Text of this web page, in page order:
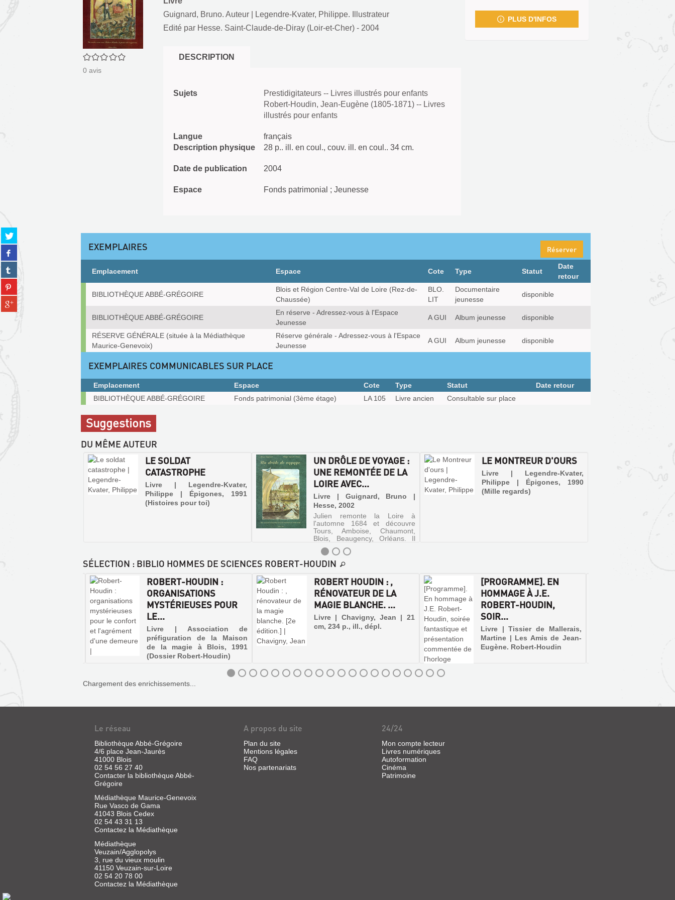
Partager
sur
twitter
(Nouvelle
fenêtre)
Partager
sur
facebook
(Nouvelle
fenêtre)
Partager
sur
tumblr
(Nouvelle
fenêtre)
Partager
sur
pinterest
(Nouvelle
Partager
sur
0/5
0 avis
Guignard, Bruno. Auteur
Legendre-Kvater, Philippe. Illustrateur
Edité par Hesse. Saint-Claude-de-Diray (Loir-et-Cher) - 2004
DESCRIPTION
Sujets
Prestidigitateurs -- Livres illustrés pour enfants
Robert-Houdin, Jean-Eugène (1805-1871) -- Livres
illustrés pour enfants
Langue
français
Description physique
28 p.. ill. en coul., couv. ill. en coul.. 34 cm.
Date de publication 2004
Espace Fonds patrimonial ; Jeunesse
PLUS D'INFOS
EXEMPLAIRES Réserver
Emplacement Espace Cote Type Statut
Date
retour
BIBLIOTHÈQUE ABBÉ-GRÉGOIRE
Blois et Région Centre-Val de Loire (Rez-de-
Chaussée)
BLO.
LIT
Documentaire
jeunesse
disponible
BIBLIOTHÈQUE ABBÉ-GRÉGOIRE
En réserve - Adressez-vous à l'Espace
Jeunesse
A GUI Album jeunesse disponible
RÉSERVE GÉNÉRALE (située à la Médiathèque
Maurice-Genevoix)
Réserve générale - Adressez-vous à l'Espace
Jeunesse
A GUI Album jeunesse disponible
EXEMPLAIRES COMMUNICABLES SUR PLACE
Exemplaires
communicables
sur
place
Emplacement Espace Cote Type Statut
Date retour
BIBLIOTHÈQUE ABBÉ-GRÉGOIRE
Fonds patrimonial (3ème étage) LA 105 Livre ancien Consultable sur place
Suggestions
DU MÊME AUTEUR
UN DRÔLE DE VOYAGE :
UNE REMONTÉE DE LA
LOIRE AVEC...
Livre | Guignard, Bruno |
Hesse, 2002
Julien remonte la Loire à
l'automne 1684 et découvre
Tours, Amboise, Chaumont,
Blois, Beaugency, Orléans. Il
doit porter à bon port un colis
mystérieux dont il va partager
le secret avec Marguerite.
LE MONTREUR D'OURS
Livre | Legendre-Kvater,
Philippe | Épigones, 1990
(Mille regards)
LE SOLDAT
CATASTROPHE
Livre | Legendre-Kvater,
Philippe | Épigones, 1991
(Histoires pour toi)
UN
DRÔLE
DE
VOYAGE
DE
LOIRE
Livre
Guignard,
Bruno
Hesse,
2002
Julien
remonte
Loire
1684
découvre
Tours,
Amboise,
Chaumont,
Blois,
SÉLECTION : BIBLIO HOMMES DE SCIENCES ROBERT-HOUDIN
ROBERT HOUDIN : ,
RÉNOVATEUR DE LA
MAGIE BLANCHE. ...
Livre | Chavigny, Jean | 21
cm, 234 p., ill., dépl.
[PROGRAMME]. EN
HOMMAGE À J.E.
ROBERT-HOUDIN,
SOIR...
Livre | Tissier de Mallerais,
Martine | Les Amis de Jean-
Eugène. Robert-Houdin
ROBERT-HOUDIN :
ORGANISATIONS
MYSTÉRIEUSES POUR
LE...
Livre | Association de
préfiguration de la Maison
de la magie à Blois, 1991
(Dossier Robert-Houdin)
ROBERT
HOUDIN
RÉNOVATEUR
DE
LA
Chargement des enrichissements...
Le réseau
Bibliothèque Abbé-Grégoire
4/6 place Jean-Jaurès
41000 Blois
02 54 56 27 40
Contacter la bibliothèque Abbé-
Grégoire
Médiathèque Maurice-Genevoix
Rue Vasco de Gama
41043 Blois Cedex
02 54 43 31 13
Contactez la Médiathèque
Médiathèque
Veuzain/Agglopolys
3, rue du vieux moulin
41150 Veuzain-sur-Loire
02 54 20 78 00
Contactez la Médiathèque
A propos du site
Plan du site
Mentions légales
FAQ
Nos partenariats
24/24
Mon compte lecteur
Livres numériques
Autoformation
Cinéma
Patrimoine